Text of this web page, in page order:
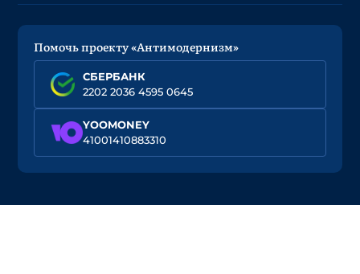
Помочь проекту «Антимодернизм»
СБЕРБАНК
2202 2036 4595 0645
YOOMONEY
41001410883310